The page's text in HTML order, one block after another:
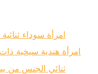
امرأة سوداء
امرأة هندية سيخية
ثنائي الجنس من